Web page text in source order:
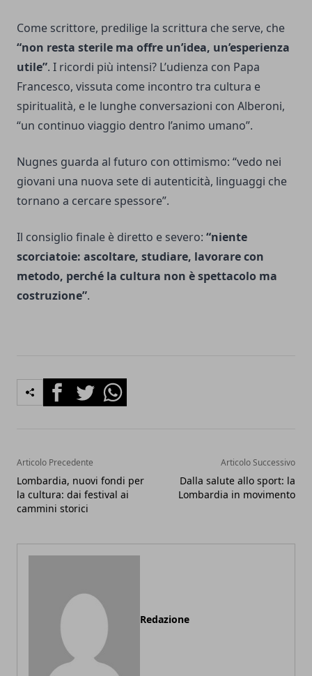
Come scrittore, predilige la scrittura che serve, che
“non resta sterile ma offre un’idea, un’esperienza
utile”. I ricordi più intensi? L’udienza con Papa
Francesco, vissuta come incontro tra cultura e
spiritualità, e le lunghe conversazioni con Alberoni,
“un continuo viaggio dentro l’animo umano”.
Nugnes guarda al futuro con ottimismo: “vedo nei
giovani una nuova sete di autenticità, linguaggi che
tornano a cercare spessore”.
Il consiglio finale è diretto e severo: “niente
scorciatoie: ascoltare, studiare, lavorare con
metodo, perché la cultura non è spettacolo ma
costruzione”.
FacebookTwitterWhatsapp
Articolo Precedente
Lombardia, nuovi fondi per
la cultura: dai festival ai
cammini storici
Articolo Successivo
Dalla salute allo sport: la
Lombardia in movimento
Redazione